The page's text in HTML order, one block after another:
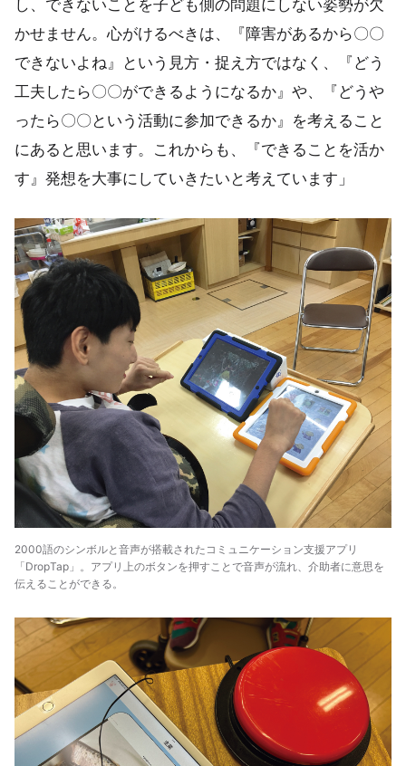
し、できないことを子ども側の問題にしない姿勢が欠
かせません。心がけるべきは、『障害があるから〇〇
できないよね』という見方・捉え方ではなく、『どう
工夫したら〇〇ができるようになるか』や、『どうや
ったら〇〇という活動に参加できるか』を考えること
にあると思います。これからも、『できることを活か
す』発想を大事にしていきたいと考えています」
2000語のシンボルと音声が搭載されたコミュニケーション支援アプリ
「DropTap」。アプリ上のボタンを押すことで音声が流れ、介助者に意思を
伝えることができる。